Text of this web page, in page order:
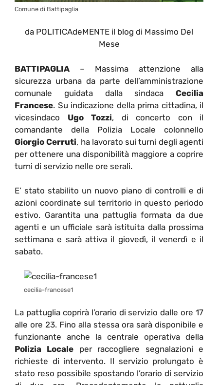
Comune di Battipaglia
da POLITICAdeMENTE il blog di Massimo Del
Mese
BATTIPAGLIA – Massima attenzione alla
sicurezza urbana da parte dell’amministrazione
comunale guidata dalla sindaca Cecilia
Francese. Su indicazione della prima cittadina, il
vicesindaco Ugo Tozzi, di concerto con il
comandante della Polizia Locale colonnello
Giorgio Cerruti, ha lavorato sui turni degli agenti
per ottenere una disponibilità maggiore a coprire
turni di servizio nelle ore serali.
E’ stato stabilito un nuovo piano di controlli e di
azioni coordinate sul territorio in questo periodo
estivo. Garantita una pattuglia formata da due
agenti e un ufficiale sarà istituita dalla prossima
settimana e sarà attiva il giovedì, il venerdì e il
sabato.
cecilia-francese1
La pattuglia coprirà l’orario di servizio dalle ore 17
alle ore 23. Fino alla stessa ora sarà disponibile e
funzionante anche la centrale operativa della
Polizia Locale per raccogliere segnalazioni e
richieste di intervento. Il servizio prolungato è
stato reso possibile spostando l’orario di servizio